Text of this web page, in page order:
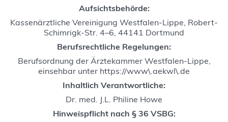
Aufsichtsbehörde:
Kassenärztliche Vereinigung Westfalen-Lippe, Robert-
Schimrigk-Str. 4–6, 44141 Dortmund
Berufsrechtliche Regelungen:
Berufsordnung der Ärztekammer Westfalen-Lippe,
einsehbar unter https://www\.aekwl\.de
Inhaltlich Verantwortliche:
Dr. med. J.L. Philine Howe
Hinweispflicht nach § 36 VSBG: